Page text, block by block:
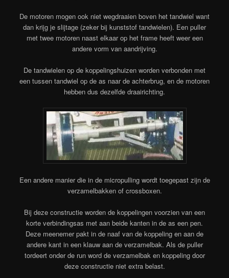
De motoren mogen ook niet wegdraaien boven het tandwiel want
dan krijg je slijtage (zeker bij kunststof tandwielen). Een puller
met twee motoren naast elkaar op het frame heeft weer een
andere vorm van aandrijving.
De tandwielen op de koppelingshuizen worden verbonden met
een tussen tandwiel op de as naar de achterbrug, en de motoren
hebben dus dezelfde draairichting.
Een andere manier die in de micropulling wordt toegepast zijn de
verzamelbakken of crossboxen.
Bij deze constructie worden de koppelingen voorzien van een
korte verbindingsas met aan beide kanten in de as een pen.
Deze meenemer pakt in de naaf van de koppeling en aan de
andere kant in een klauw aan de verzamelbak. Als de puller
tordeert onder de run word de verzamelbak en koppeling door
deze constructie niet extra belast.